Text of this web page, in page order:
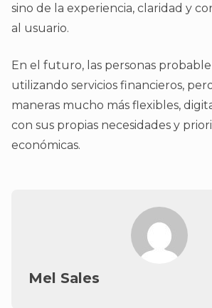
sino de la experiencia, claridad y
al usuario.
En el futuro, las personas
utilizando servicios financieros,
maneras mucho más flexibles,
con sus propias necesidades y
económicas.
Mel Sales